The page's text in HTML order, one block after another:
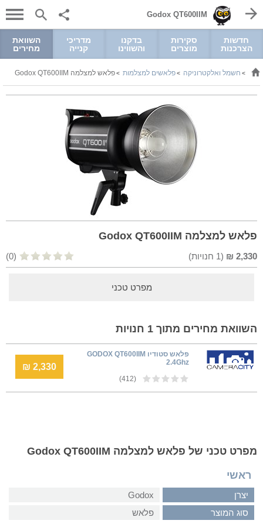
Godox QT600IIM
חדשות
הצרכנות
סקירות
מוצרים
בדקנו
והשווינו
מדריכי
קנייה
השוואת
מחירים
> חשמל ואלקטרוניקה >פלאשים למצלמות >פלאש למצלמה Godox QT600IIM
פלאש למצלמה Godox QT600IIM
2,330
₪
(
1 חנויות) (0)
מפרט טכני
השוואת מחירים מתוך 1 חנויות
פלאש סטודיו GODOX QT600IIM
2.4Ghz
(412)
2,330 ₪
מפרט טכני של פלאש למצלמה Godox QT600IIM
ראשי
יצרן
Godox
סוג המוצר
פלאש